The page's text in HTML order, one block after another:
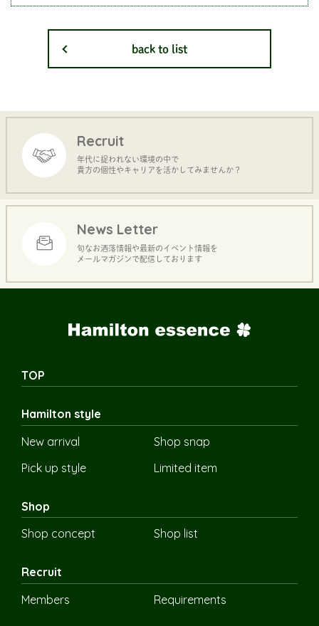
back to list
Recruit
年代に捉われない環境の中で
貴方の個性やキャリアを活かしてみませんか？
News Letter
旬なお洒落情報や最新のイベント情報を
メールマガジンで配信しております
TOP
Hamilton style
New arrival
Shop snap
Pick up style
Limited item
Shop
Shop concept
Shop list
Recruit
Members
Requirements